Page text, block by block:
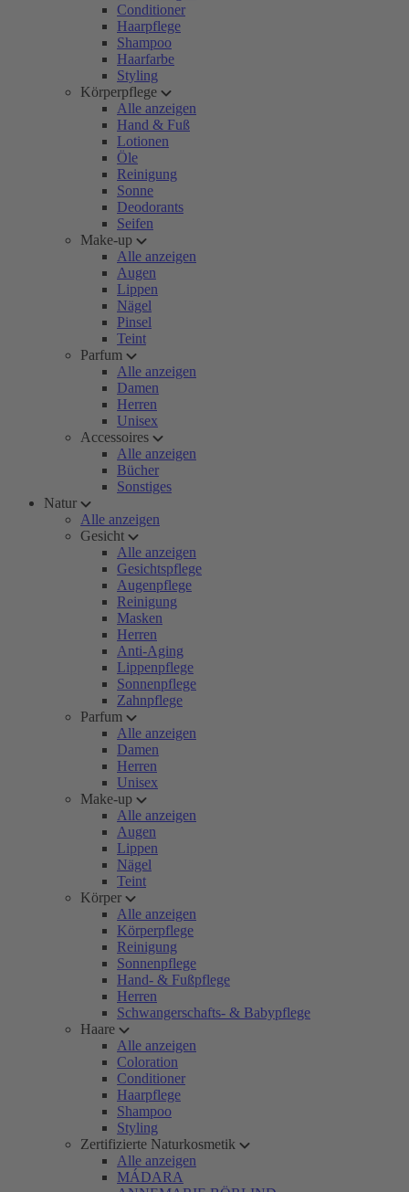
Conditioner
Haarpflege
Shampoo
Haarfarbe
Styling
Körperpflege
Alle anzeigen
Hand & Fuß
Lotionen
Öle
Reinigung
Sonne
Deodorants
Seifen
Make-up
Alle anzeigen
Augen
Lippen
Nägel
Pinsel
Teint
Parfum
Alle anzeigen
Damen
Herren
Unisex
Accessoires
Alle anzeigen
Bücher
Sonstiges
Natur
Alle anzeigen
Gesicht
Alle anzeigen
Gesichtspflege
Augenpflege
Reinigung
Masken
Herren
Anti-Aging
Lippenpflege
Sonnenpflege
Zahnpflege
Parfum
Alle anzeigen
Damen
Herren
Unisex
Make-up
Alle anzeigen
Augen
Lippen
Nägel
Teint
Körper
Alle anzeigen
Körperpflege
Reinigung
Sonnenpflege
Hand- & Fußpflege
Herren
Schwangerschafts- & Babypflege
Haare
Alle anzeigen
Coloration
Conditioner
Haarpflege
Shampoo
Styling
Zertifizierte Naturkosmetik
Alle anzeigen
MÁDARA